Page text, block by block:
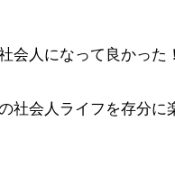
会人になって良かった
社会人ライフを存分に